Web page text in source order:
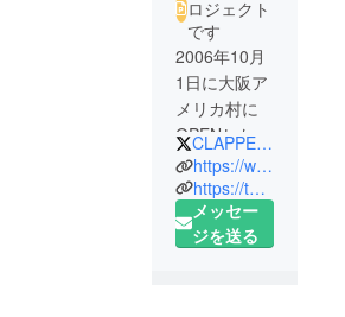
ロジェクト
です
2006年10月
1日に大阪ア
メリカ村に
OPENした
LIVE HOUSE
& CLUB、"ア
メリカ村
CLAPPER"。
CLAPPER_Amemura
https://www.clapper.jp/
https://twitter.com/CLAPPER_Amemura
メッセー
ジを送る